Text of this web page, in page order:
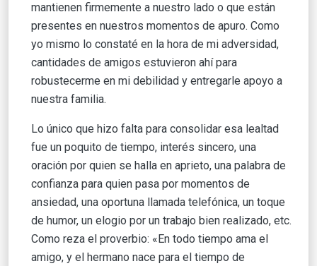
mantienen firmemente a nuestro lado o que están
presentes en nuestros momentos de apuro. Como
yo mismo lo constaté en la hora de mi adversidad,
cantidades de amigos estuvieron ahí para
robustecerme en mi debilidad y entregarle apoyo a
nuestra familia.
Lo único que hizo falta para consolidar esa lealtad
fue un poquito de tiempo, interés sincero, una
oración por quien se halla en aprieto, una palabra de
confianza para quien pasa por momentos de
ansiedad, una oportuna llamada telefónica, un toque
de humor, un elogio por un trabajo bien realizado, etc.
Como reza el proverbio: «En todo tiempo ama el
amigo, y el hermano nace para el tiempo de